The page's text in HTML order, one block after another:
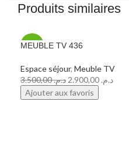
Produits similaires
-17%
MEUBLE TV 436
Espace séjour, Meuble TV
د.م.3.500,00 د.م.
Ajouter aux favoris